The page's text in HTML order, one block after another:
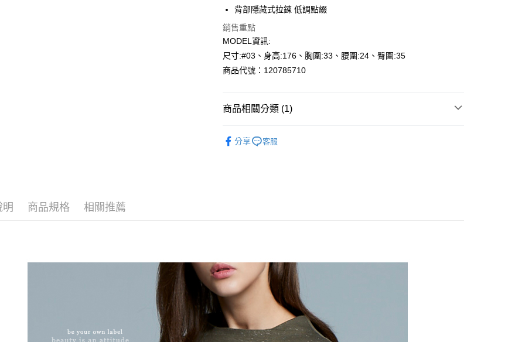
悠遊付
Google Pay
相關說明
【關於「AFTEE先享後付」】
１．簡單：不需註冊會員、不需綁卡、不需儲值。
２．便利：只要手機號碼，簡訊認證，即可結帳。
【「AFTEE先享後付」結帳流程】
付客戶支援中心」https://netprotections.freshdesk.com/support/home
【注意事項】
１．透過由恩沛科技股份有限公司提供之「AFTEE先享後付」服務完成之
交易，需依本服務之必要範圍內提供個人資料，並將交易相關給付款項請
求債權轉讓予恩沛科技股份有限公司。
２．關於個人資料處理事宜，請瀏覽以下網址：
https://aftee.tw/terms/#terms3
每筆NT$60，滿NT$2,000(含以上)免運費
宅配-滿2000元免運
每筆NT$120，滿NT$2,000(含以上)免運費
背部隱藏式拉鍊 低調點綴
銷售重點
MODEL資訊:
尺寸:#03、身高:176、胸圍:33、腰圍:24、臀圍:35
商品代號：120785710
商品相關分類 (1)
分享
客服
明 商品規格 相關推薦